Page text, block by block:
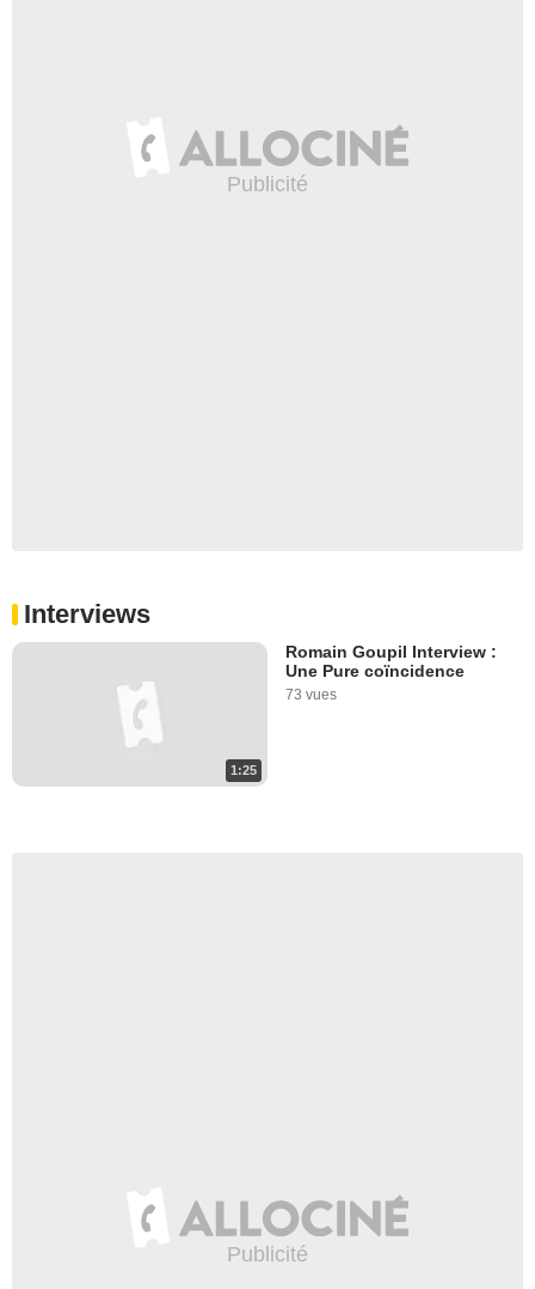
Interviews
1:25
Romain Goupil Interview :
Une Pure coïncidence
73 vues